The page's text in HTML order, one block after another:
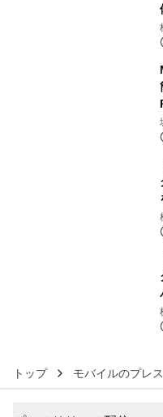
トップ モバイルのプレ